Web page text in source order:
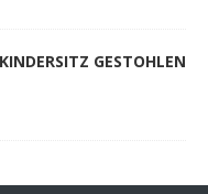
GESTOHLEN